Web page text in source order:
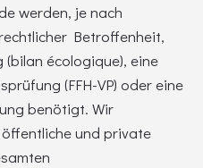
werden, je nach
Betroffenheit,
écologique), eine
(FFH-VP) oder eine
benötigt. Wir
und private